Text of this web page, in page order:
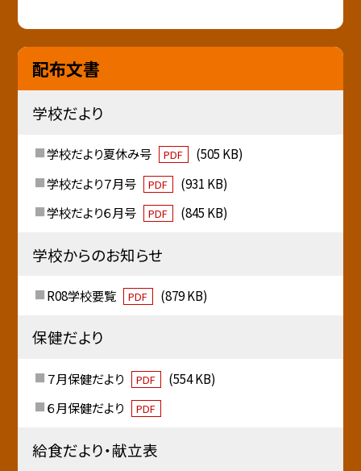
配布文書
学校だより
学校だより夏休み号 PDF
(505 KB)
学校だより７月号
PDF
(931 KB)
学校だより６月号
PDF (845 KB)
学校からのお知らせ
R08学校要覧 PDF (879 KB)
保健だより
７月保健だより PDF
(554 KB)
６月保健だより
PDF
給食だより・献立表